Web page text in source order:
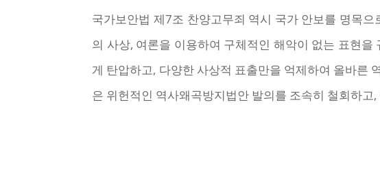
국가보안법 제7조 찬양고무죄 역시 국가 안보를 명목
의 사상, 여론을 이용하여 구체적인 해악이 없는 표현
게 탄압하고, 다양한 사상적 표출만을 억제하여 올바른
은 위헌적인 역사왜곡방지법안 발의를 조속히 철회하